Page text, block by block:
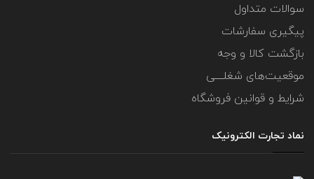
سوالات متداول
پیگیری سفارشات
بازگشت کالا و وجه
موقعیت‌های شغلــــی
شرایط و قوانین فروشگاه
نماد تجارت الکترونیک